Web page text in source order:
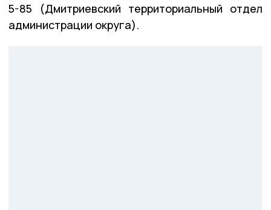
5-85 (Дмитриевский территориальный отдел
администрации округа).